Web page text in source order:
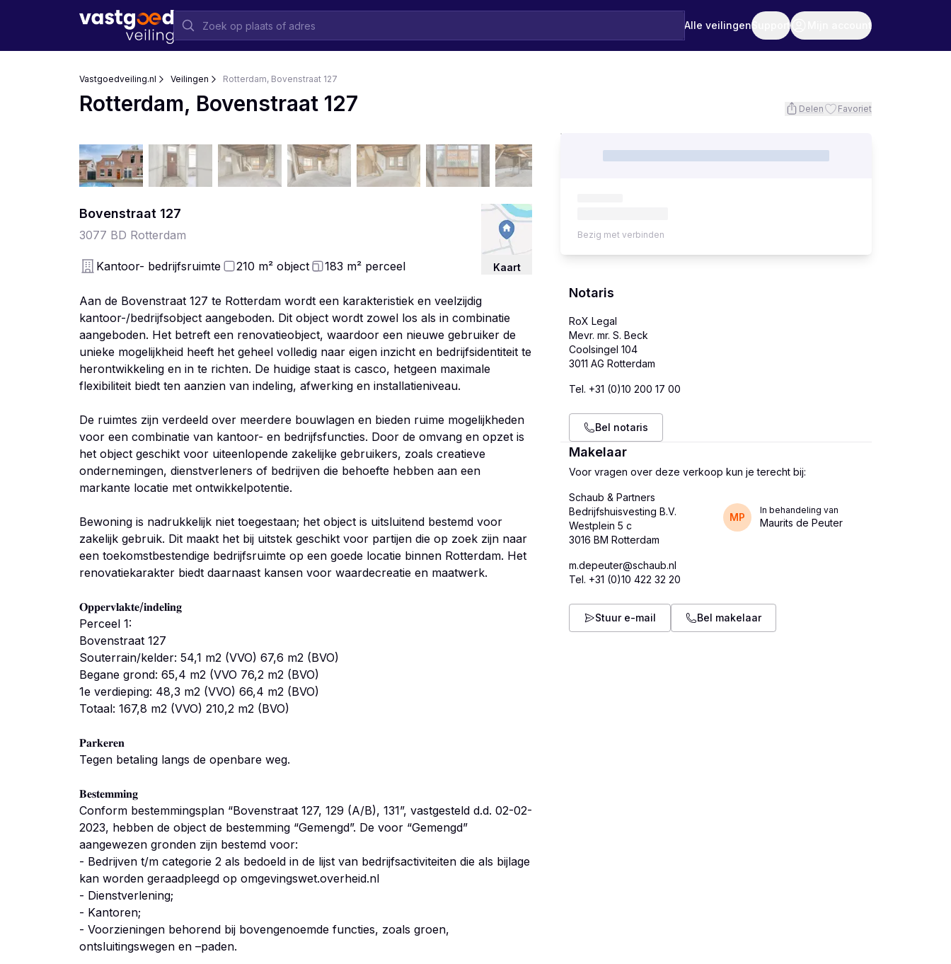
Alle veilingenSupport Mijn account
Vastgoedveiling.nl Veilingen Rotterdam, Bovenstraat 127
Rotterdam, Bovenstraat 127 Delen Favoriet
Bovenstraat 127
3077 BD Rotterdam
Kantoor- bedrijfsruimte 210 m² object 183 m² perceel Kaart
Aan de Bovenstraat 127 te Rotterdam wordt een karakteristiek en veelzijdig
kantoor-/bedrijfsobject aangeboden. Dit object wordt zowel los als in combinatie
aangeboden. Het betreft een renovatieobject, waardoor een nieuwe gebruiker de
unieke mogelijkheid heeft het geheel volledig naar eigen inzicht en bedrijfsidentiteit te
herontwikkeling en in te richten. De huidige staat is casco, hetgeen maximale
flexibiliteit biedt ten aanzien van indeling, afwerking en installatieniveau.
De ruimtes zijn verdeeld over meerdere bouwlagen en bieden ruime mogelijkheden
voor een combinatie van kantoor- en bedrijfsfuncties. Door de omvang en opzet is
het object geschikt voor uiteenlopende zakelijke gebruikers, zoals creatieve
ondernemingen, dienstverleners of bedrijven die behoefte hebben aan een
markante locatie met ontwikkelpotentie.
Bewoning is nadrukkelijk niet toegestaan; het object is uitsluitend bestemd voor
zakelijk gebruik. Dit maakt het bij uitstek geschikt voor partijen die op zoek zijn naar
een toekomstbestendige bedrijfsruimte op een goede locatie binnen Rotterdam. Het
renovatiekarakter biedt daarnaast kansen voor waardecreatie en maatwerk.
𝐎𝐩𝐩𝐞𝐫𝐯𝐥𝐚𝐤𝐭𝐞/𝐢𝐧𝐝𝐞𝐥𝐢𝐧𝐠
Perceel 1:
Bovenstraat 127
Souterrain/kelder: 54,1 m2 (VVO) 67,6 m2 (BVO)
Begane grond: 65,4 m2 (VVO 76,2 m2 (BVO)
1e verdieping: 48,3 m2 (VVO) 66,4 m2 (BVO)
Totaal: 167,8 m2 (VVO) 210,2 m2 (BVO)
𝐏𝐚𝐫𝐤𝐞𝐫𝐞𝐧
Tegen betaling langs de openbare weg.
𝐁𝐞𝐬𝐭𝐞𝐦𝐦𝐢𝐧𝐠
Conform bestemmingsplan “Bovenstraat 127, 129 (A/B), 131”, vastgesteld d.d. 02-02-
2023, hebben de object de bestemming “Gemengd”. De voor “Gemengd”
aangewezen gronden zijn bestemd voor:
- Bedrijven t/m categorie 2 als bedoeld in de lijst van bedrijfsactiviteiten die als bijlage
kan worden geraadpleegd op omgevingswet.overheid.nl
- Dienstverlening;
- Kantoren;
- Voorzieningen behorend bij bovengenoemde functies, zoals groen,
ontsluitingswegen en –paden.
Bezig met verbinden
Notaris
RoX Legal
Mevr. mr. S. Beck
Coolsingel 104
Tel. +31 (0)10 200 17 00
Bel notaris
Makelaar
Voor vragen over deze verkoop kun je terecht bij:
Schaub & Partners
Bedrijfshuisvesting B.V.
Westplein 5 c
MP
In behandeling van
Maurits de Peuter
m.depeuter@schaub.nl
Tel. +31 (0)10 422 32 20
Stuur e-mail Bel makelaar